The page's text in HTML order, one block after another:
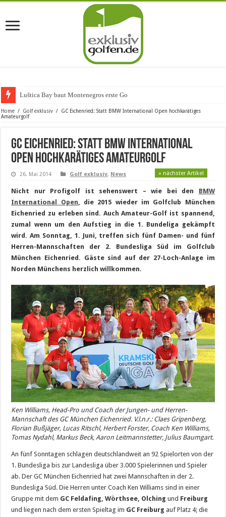
Luštica Bay baut Montenegros erste Golf-Communit
Home / Golf exklusiv /
GC Eichenried: Statt BMW International Open hochkarätiges
Amateurgolf
GC Eichenried: Statt BMW International
Open hochkarätiges Amateurgolf
26. Mai 2014 Golf exklusiv, News » nächster Artikel
Nicht nur Profigolf ist sehenswert – wie bei den BMW
International Open, die 2015 wieder im Golfclub München
Eichenried zu erleben sind. Auch Amateur-Golf ist spannend,
zumal wenn um den Aufstieg in die 1. Bundeliga gekämpft
wird. Am Sonntag, 1. Juni, treffen sich fünf Damen- und fünf
Herren-Mannschaften der 2. Bundesliga Süd im Golfclub
München Eichenried. Gäste sind auf der 27-Loch-Anlage im
Norden Münchens herzlich willkommen.
Ken Williams, Head-Pro und Coach der Jungen- und Herren-
Mannschaft des GC München Eichenried. V.l.n.r.: Claes Gripenberg,
Florian Bußjäger, Lucas Ritschl, Herbert Forster, Coach Ken Williams,
Tomas Nydahl, Markus Beck, Aaron Leitmannstetter, Julius Baumgart.
An fünf Sonntagen schlagen deutschlandweit an 92 Spielorten von der
1. Bundesliga bis zur Landesliga über 3.000 Spielerinnen und Spieler
ab. Der GC München Eichenried hat zwei Mannschaften in der 2.
Bundesliga Süd. Die Herren unter Coach Ken Williams sind in einer
Gruppe mit dem GC Feldafing, Wörthsee, Olchingund Freiburg
und liegen nach dem ersten Spieltag im GC Freiburg auf Platz 4; die